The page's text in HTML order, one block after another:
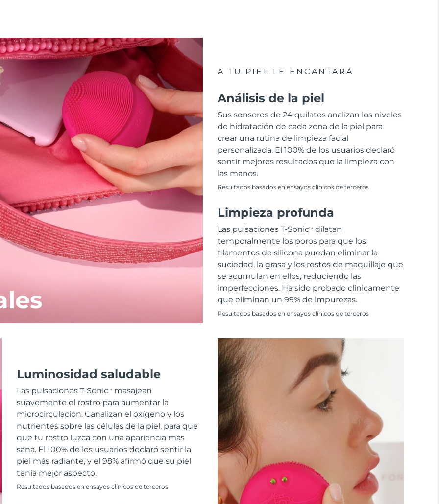
A TU PIEL LE ENCANTARÁ
Análisis de la piel
Sus sensores de 24 quilates analizan los niveles
de hidratación de cada zona de la piel para
crear una rutina de limpieza facial
personalizada. El 100% de los usuarios declaró
sentir mejores resultados que la limpieza con
las manos.
Resultados basados en ensayos clínicos de terceros
Limpieza profunda
Las pulsaciones T-SonicTM
dilatan
temporalmente los poros para que los
filamentos de silicona puedan eliminar la
suciedad, la grasa y los restos de maquillaje que
se acumulan en ellos, reduciendo las
imperfecciones. Ha sido probado clínicamente
que eliminan un 99% de impurezas.
Resultados basados en ensayos clínicos de terceros
Luminosidad saludable
Las pulsaciones T-SonicTM
masajean
suavemente el rostro para aumentar la
microcirculación. Canalizan el oxígeno y los
nutrientes sobre las células de la piel, para que
que tu rostro luzca con una apariencia más
sana. El 100% de los usuarios declaró sentir la
piel más radiante, y el 98% afirmó que su piel
tenía mejor aspecto.
Resultados basados en ensayos clínicos de terceros